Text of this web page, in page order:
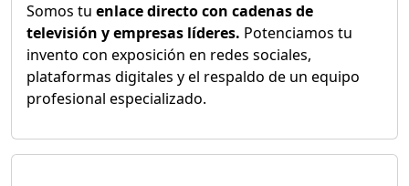
Somos tu enlace directo con cadenas de
televisión y empresas líderes. Potenciamos tu
invento con exposición en redes sociales,
plataformas digitales y el respaldo de un equipo
profesional especializado.